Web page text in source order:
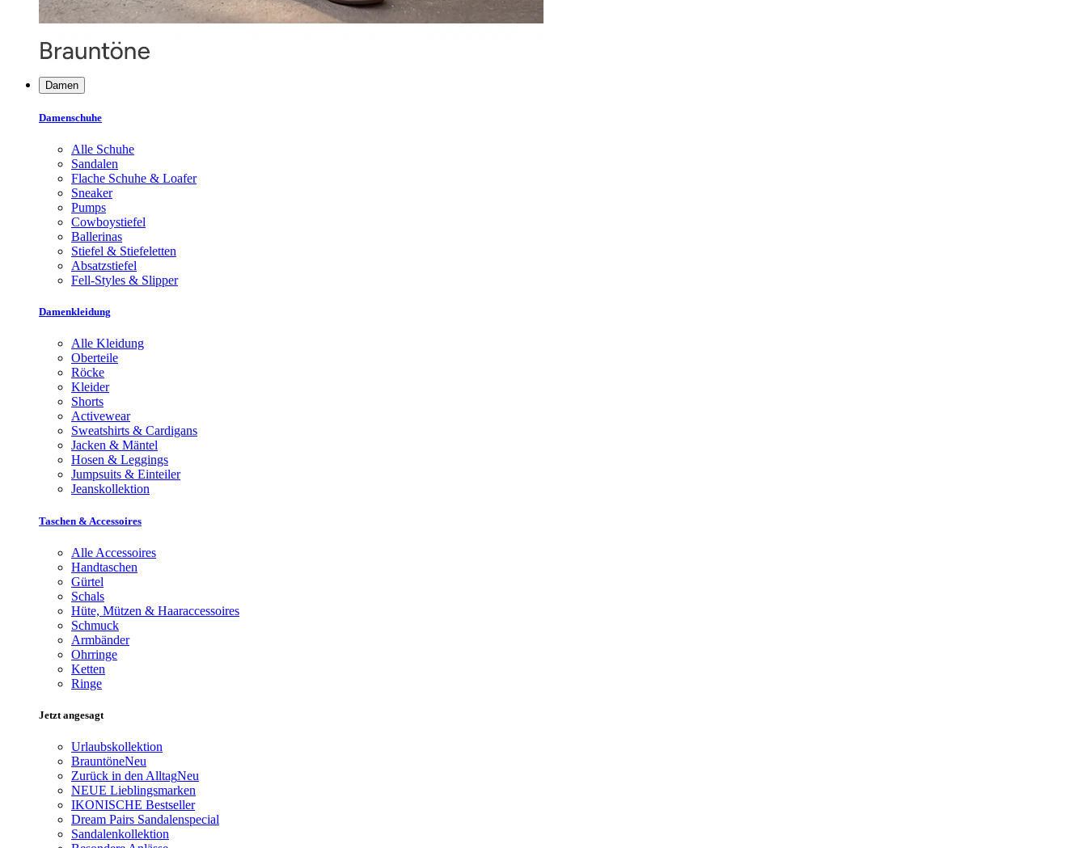
Damen
Damenschuhe
Alle Schuhe
Sandalen
Flache Schuhe & Loafer
Sneaker
Pumps
Cowboystiefel
Ballerinas
Stiefel & Stiefeletten
Absatzstiefel
Fell-Styles & Slipper
Damenkleidung
Alle Kleidung
Oberteile
Röcke
Kleider
Shorts
Activewear
Sweatshirts & Cardigans
Jacken & Mäntel
Hosen & Leggings
Jumpsuits & Einteiler
Jeanskollektion
Taschen & Accessoires
Alle Accessoires
Handtaschen
Gürtel
Schals
Hüte, Mützen & Haaraccessoires
Schmuck
Armbänder
Ohrringe
Ketten
Ringe
Jetzt angesagt
Urlaubskollektion
BrauntöneNeu
Zurück in den AlltagNeu
NEUE Lieblingsmarken
IKONISCHE Bestseller
Dream Pairs Sandalenspecial
Sandalenkollektion